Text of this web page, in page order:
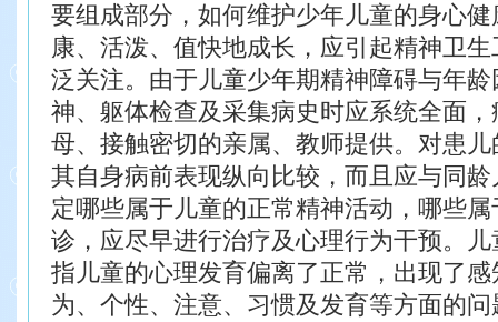
要组成部分，如何维护少年儿童的身心
康、活泼、值快地成长，应引起精神卫
泛关注。 由于儿童少年期精神障碍与年
神、躯体检查及采集病史时应系统全面，
母、接触密切的亲属、教师提供。对患
其自身病前表现纵向比较，而且应与同
定哪些属于儿童的正常精神活动，哪些属
诊，应尽早进行治疗及心理行为干预。
指儿童的心理发育偏离了正常，出现了
为、个性、注意、习惯及发育等方面的